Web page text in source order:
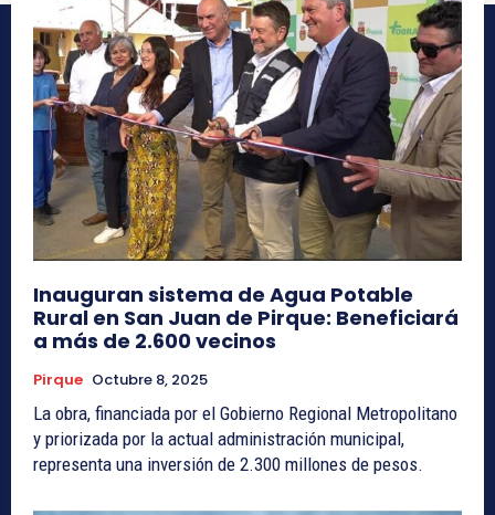
Inauguran sistema de Agua Potable
Rural en San Juan de Pirque: Beneficiará
a más de 2.600 vecinos
Pirque Octubre 8, 2025
La obra, financiada por el Gobierno Regional Metropolitano
y priorizada por la actual administración municipal,
representa una inversión de 2.300 millones de pesos.